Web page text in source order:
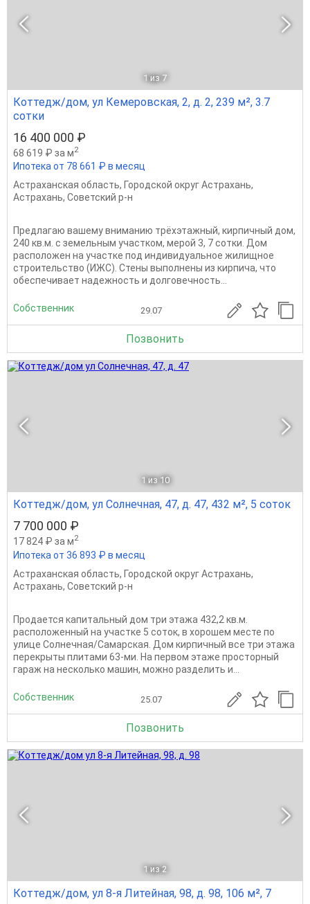
1 из 7
Коттедж/дом, ул Кемеровская, 2, д. 2, 239 м², 3.7
сотки
16 400 000 ₽
68 619 ₽ за м2
Ипотека от 78 661 ₽ в месяц
Астраханская область, Городской округ Астрахань,
Астрахань, Советский р-н
Предлагаю вашему вниманию трёхэтажный, кирпичный дом,
240 кв.м. с земельным участком, мерой 3, 7 сотки. Дом
расположен на участке под индивидуальное жилищное
строительство (ИЖС). Стены выполнены из кирпича, что
обеспечивает надежность и долговечность...
Собственник 29.07
Позвонить
1 из 10
Коттедж/дом, ул Солнечная, 47, д. 47, 432 м², 5 соток
7 700 000 ₽
17 824 ₽ за м2
Ипотека от 36 893 ₽ в месяц
Астраханская область, Городской округ Астрахань,
Астрахань, Советский р-н
Продается капитальный дом три этажа 432,2 кв.м.
расположенный на участке 5 соток, в хорошем месте по
улице Солнечная/Самарская. Дом кирпичный все три этажа
перекрыты плитами 63-ми. На первом этаже просторный
гараж на несколько машин, можно разделить и...
Собственник 25.07
Позвонить
1 из 2
Коттедж/дом, ул 8-я Литейная, 98, д. 98, 106 м², 7